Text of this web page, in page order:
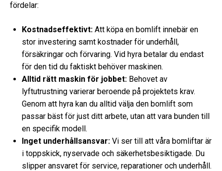
fördelar:
Kostnadseffektivt: Att köpa en bomlift innebär en
stor investering samt kostnader för underhåll,
försäkringar och förvaring. Vid hyra betalar du endast
för den tid du faktiskt behöver maskinen.
Alltid rätt maskin för jobbet: Behovet av
lyftutrustning varierar beroende på projektets krav.
Genom att hyra kan du alltid välja den bomlift som
passar bäst för just ditt arbete, utan att vara bunden till
en specifik modell.
Inget underhållsansvar: Vi ser till att våra bomliftar är
i toppskick, nyservade och säkerhetsbesiktigade. Du
slipper ansvaret för service, reparationer och underhåll.